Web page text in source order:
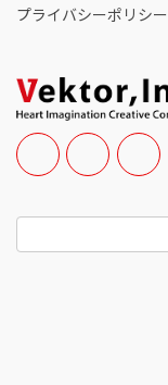
プライバシーポリシー